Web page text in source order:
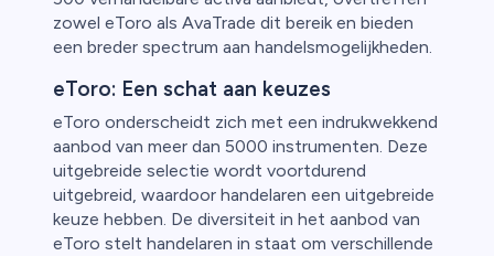
zowel eToro als AvaTrade dit bereik en bieden
een breder spectrum aan handelsmogelijkheden.
eToro: Een schat aan keuzes
eToro onderscheidt zich met een indrukwekkend
aanbod van meer dan 5000 instrumenten. Deze
uitgebreide selectie wordt voortdurend
uitgebreid, waardoor handelaren een uitgebreide
keuze hebben. De diversiteit in het aanbod van
eToro stelt handelaren in staat om verschillende